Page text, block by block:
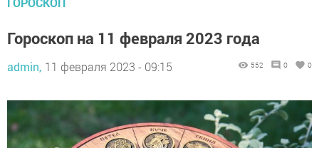
Гороскоп на 11 февраля 2023 года
admin, 11 февраля 2023 - 09:15 552 0 0